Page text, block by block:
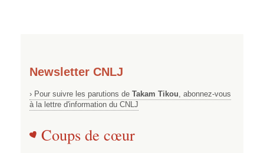
Newsletter CNLJ
› Pour suivre les parutions de Takam Tikou , abonnez-vous
à la lettre d'information du CNLJ
Coups de cœur